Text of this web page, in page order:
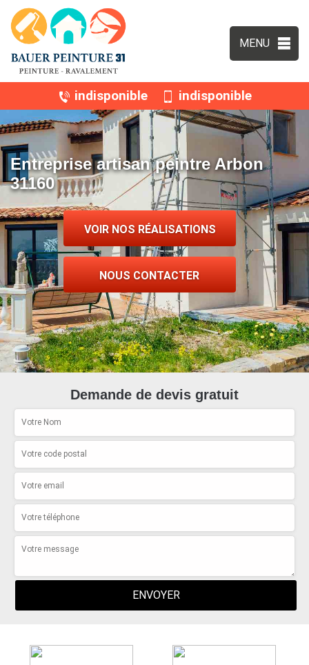
MENU
indisponible indisponible
Entreprise artisan peintre Arbon
31160
VOIR NOS RÉALISATIONS
NOUS CONTACTER
Demande de devis gratuit